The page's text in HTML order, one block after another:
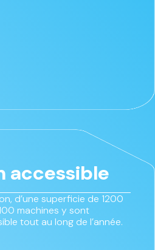
accessible
d’une superficie de 1200
machines y sont
tout au long de l’année.